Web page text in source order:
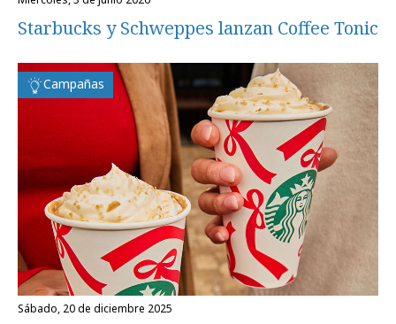
Starbucks y Schweppes lanzan Coffee Tonic
Campañas
sábado, 20 de diciembre 2025